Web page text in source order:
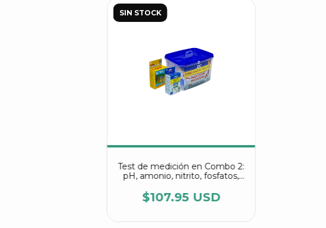
SIN STOCK
Test de medición en Combo 2:
pH, amonio, nitrito, fosfatos,
disuelto
$107.95 USD